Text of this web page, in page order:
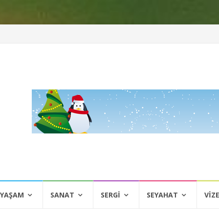
SANAT SERGI SEYAHAT VIZE